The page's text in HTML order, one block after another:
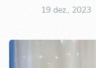
19 dez., 2023